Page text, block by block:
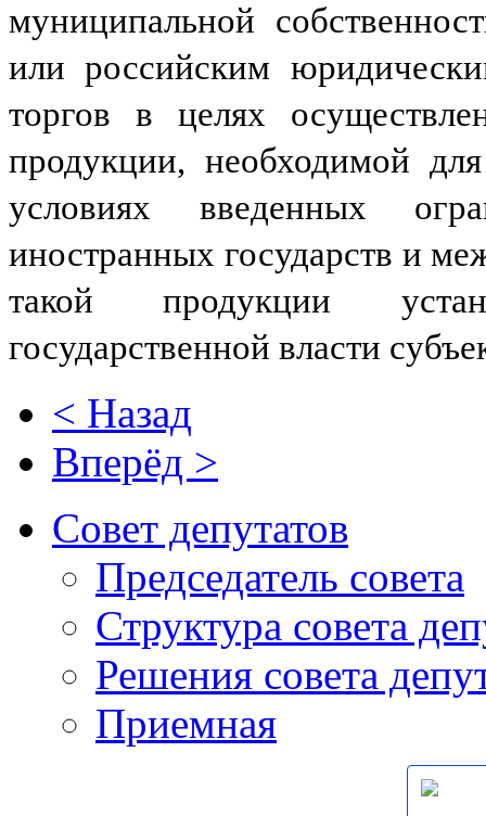
муниципальной
или российским
торгов в целях
продукции, необходимой
условиях введенных
иностранных государств и
такой продукции
государственной власти
< Назад
Вперёд >
Совет депутатов
Председатель совета
Структура совета
Решения совета
Приемная